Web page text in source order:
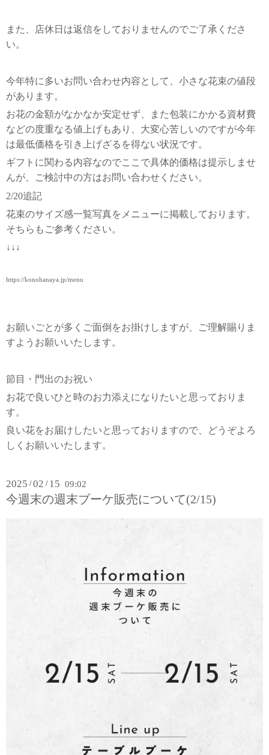
また、店休日は返信をしておりませんのでご了承くださ
い。
今年特に多いお問い合わせ内容として、小さな花束の値段
があります。
お花の金額がなかなか安定せず、また包装にかかる資材費
などの度重なる値上げもあり、大変心苦しいのですが今年
は最低価格を引き上げざるを得ない状況です。
ギフトに関わる内容なのでここで具体的価格は提示しませ
んが、ご検討中の方はお問い合わせください。
2/20追記
花束のサイズ感一覧写真をメニューに掲載しております。
そちらもご参考ください。
↓↓↓
https://konohanaya.jp/menu
お願いごとが多くご面倒をお掛けしますが、ご理解賜りま
すようお願いいたします。
節目・門出のお祝い
お花で良いひと時のお力添えになりたいと思っておりま
す。
良い花をお届けしたいと思っておりますので、どうぞよろ
しくお願いいたします。
2025 /02 / 15 09:02
今週末の週末ブーケ販売について(2/15)